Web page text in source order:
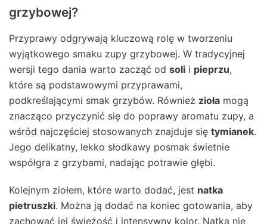
grzybowej?
Przyprawy odgrywają kluczową rolę w tworzeniu
wyjątkowego smaku zupy grzybowej. W tradycyjnej
wersji tego dania warto zacząć od soli i pieprzu,
które są podstawowymi przyprawami,
podkreślającymi smak grzybów. Również zioła mogą
znacząco przyczynić się do poprawy aromatu zupy, a
wśród najczęściej stosowanych znajduje się tymianek.
Jego delikatny, lekko słodkawy posmak świetnie
współgra z grzybami, nadając potrawie głębi.
Kolejnym ziołem, które warto dodać, jest natka
pietruszki. Można ją dodać na koniec gotowania, aby
zachować jej świeżość i intensywny kolor. Natka nie